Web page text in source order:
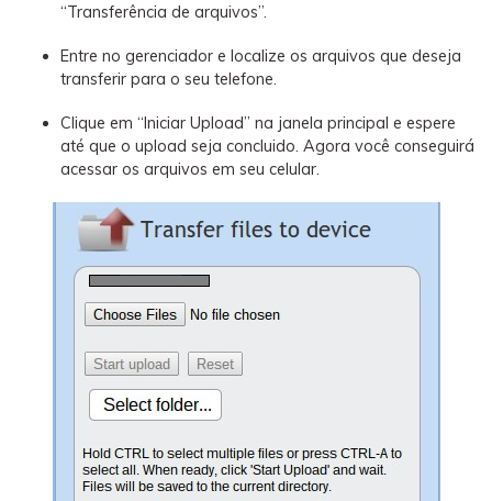
“Transferência de arquivos”.
Entre no gerenciador e localize os arquivos que deseja
transferir para o seu telefone.
Clique em “Iniciar Upload” na janela principal e espere
até que o upload seja concluido. Agora você conseguirá
acessar os arquivos em seu celular.